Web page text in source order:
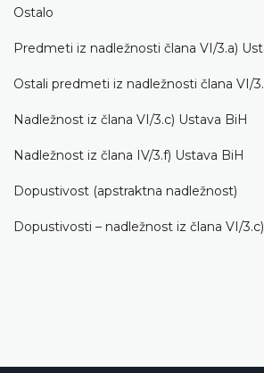
Ostalo
Predmeti iz nadležnosti člana VI/3.а)
Ostali predmeti iz nadležnosti člana VI/
Nadležnost iz člana VI/3.c) Ustava BiH
Nadležnost iz člana IV/3.f) Ustava BiH
Dopustivost (apstraktna nadležnost)
Dopustivosti – nadležnost iz člana VI/